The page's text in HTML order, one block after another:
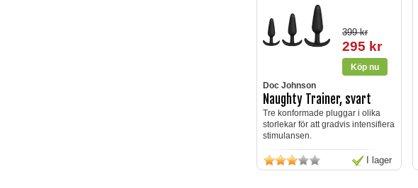
399 kr
295 kr
Doc Johnson
Naughty Trainer, svart
Tre konformade pluggar i olika
storlekar för att gradvis intensifiera
stimulansen.
I lager